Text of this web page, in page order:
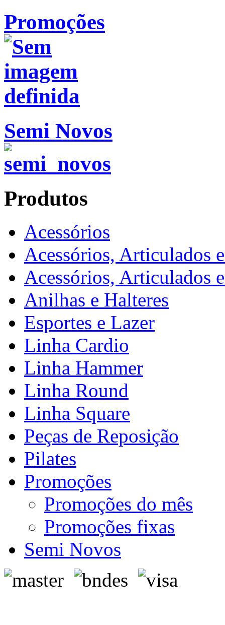
Promoções
Semi Novos
Produtos
Acessórios
Acessórios, Articulados
Acessórios, Articulados
Anilhas e Halteres
Esportes e Lazer
Linha Cardio
Linha Hammer
Linha Round
Linha Square
Peças de Reposição
Pilates
Promoções
Promoções do mês
Promoções fixas
Semi Novos